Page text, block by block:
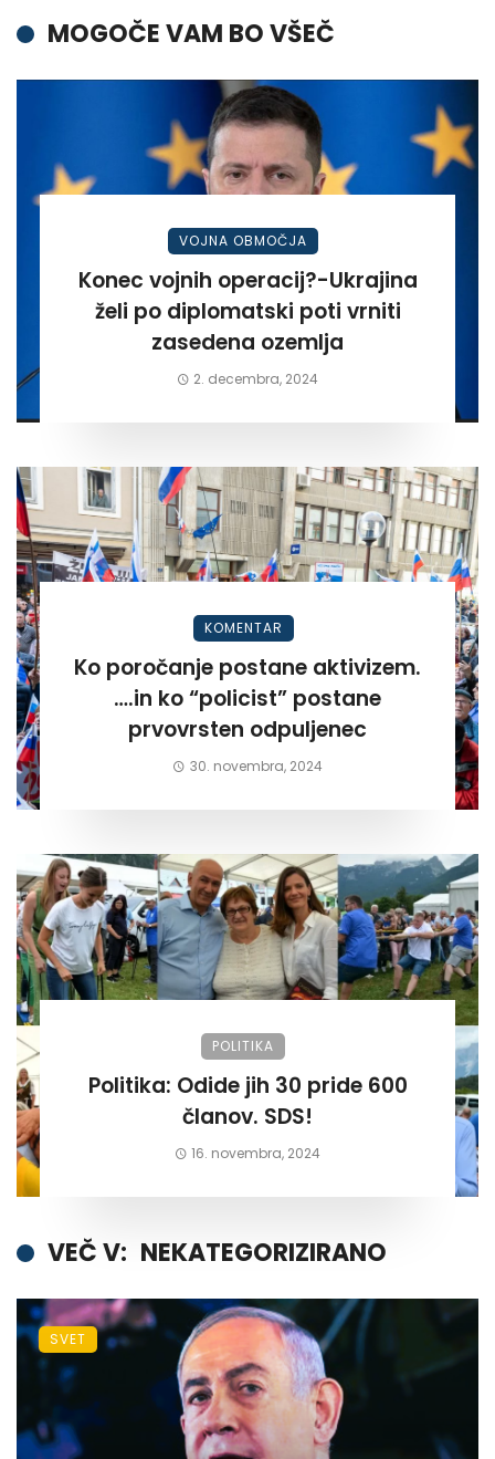
MOGOČE VAM BO VŠEČ
VOJNA OBMOČJA
Konec vojnih operacij?-Ukrajina
želi po diplomatski poti vrniti
zasedena ozemlja
2. decembra, 2024
KOMENTAR
Ko poročanje postane aktivizem.
….in ko “policist” postane
prvovrsten odpuljenec
30. novembra, 2024
POLITIKA
Politika: Odide jih 30 pride 600
članov. SDS!
16. novembra, 2024
VEČ V: NEKATEGORIZIRANO
SVET